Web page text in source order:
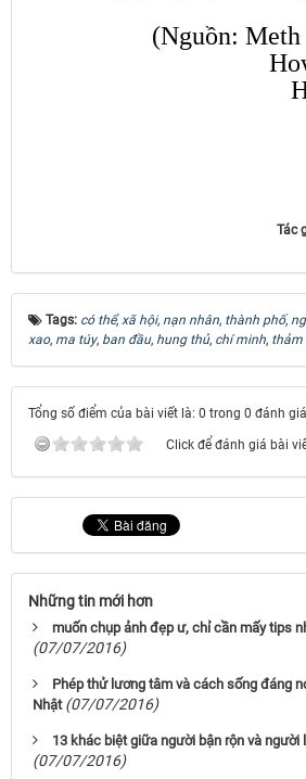
(Nguồn: Meth
Tác
Tags: có thể,xã hội, nạn nhân, thành phố,
xao, ma túy, ban đầu, hung thủ, chí minh, thảm
Tổng số điểm của bài viết là: 0 trong 0 đánh giá
Click để đánh giá bài
Những tin mới hơn
muốn chụp ảnh đẹp ư, chỉ cần mấy tips
(07/07/2016)
Phép thử lương tâm và cách sống đáng
Nhật (07/07/2016)
13 khác biệt giữa người bận rộn và người
(07/07/2016)